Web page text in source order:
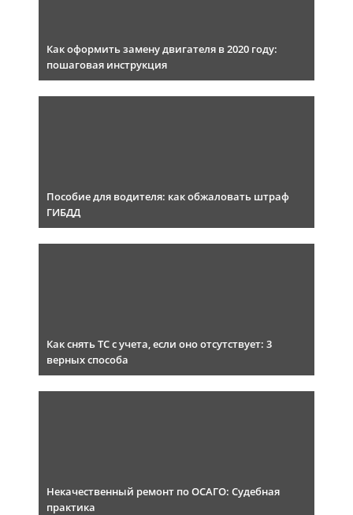
Как оформить замену двигателя в 2020 году:
пошаговая инструкция
Пособие для водителя: как обжаловать штраф
ГИБДД
Как снять ТС с учета, если оно отсутствует: 3
верных способа
Некачественный ремонт по ОСАГО: Судебная
практика